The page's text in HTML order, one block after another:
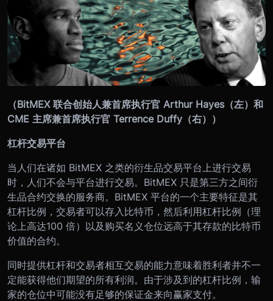
（BitMEX 联合创始人兼首席执行官 Arthur Hayes（左）和
CME 主席兼首席执行官 Terrence Duffy（右））
杠杆交易平台
当人们在诸如 BitMEX 之类的衍生品交易平台上进行交易
时，人们不会与平台进行交易。BitMEX 只是第三方之间衍
生品合约交换的服务商。BitMEX 平台的一个主要特征是其
杠杆比例，交易者可以存入比特币，然后利用杠杆比例（理
论上高达100 倍）以及购买名义仓位远高于其存款的比特币
价值的合约。
同时提供杠杆和交易者相互交易的能力意味着胜利者并不一
定能获得他们期望的所有利润。由于涉及到的杠杆比例，输
家的仓位中可能没有足够的保证金来向赢家支付。